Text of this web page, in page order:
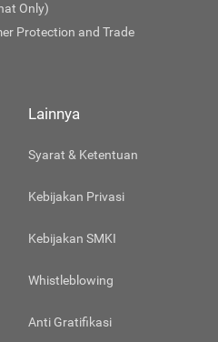
Only)
Protection and Trade
Lainnya
Syarat & Ketentuan
Kebijakan Privasi
Kebijakan SMKI
Whistleblowing
Anti Gratifikasi